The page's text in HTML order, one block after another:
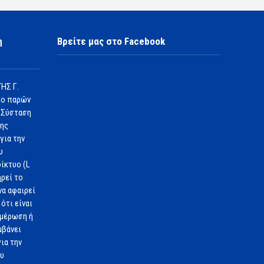
Γ.
ο παρών
την
(L
το
αφαιρεί
είναι
ή
την
Βρείτε μας στο Facebook